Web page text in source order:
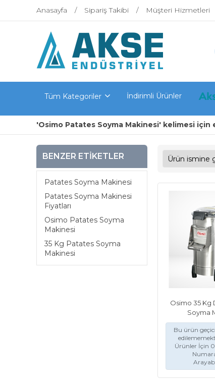
Anasayfa Sipariş Takibi Müşteri Hizmetleri
Tüm Kategoriler İndirimli Ürünler
'Osimo Patates Soyma Makinesi' kelimesi için
BENZER ETIKETLER
Patates Soyma Makinesi
Patates Soyma Makinesi
Fiyatları
Osimo Patates Soyma
Makinesi
35 Kg Patates Soyma
Makinesi
Osimo 35 Kg
Soyma
Bu ürün
Ürünler İçin